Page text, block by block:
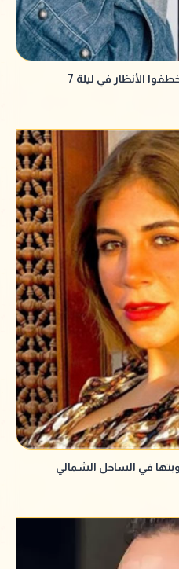
"الساحل كان مولع".. 5 مشاهد خطفوا الأنظار في ليلة 7
في الساحل الشمالي